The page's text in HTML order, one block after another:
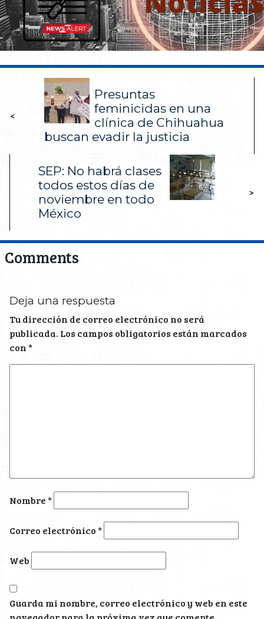
<
Presuntas
feminicidas en una
clínica de Chihuahua
buscan evadir la justicia
SEP: No habrá clases
todos estos días de
noviembre en todo
México
>
Comments
Deja una respuesta
Tu dirección de correo electrónico no será
publicada. Los campos obligatorios están marcados
con*
Nombre*
Correo electrónico*
Web
Guarda mi nombre, correo electrónico y web en este